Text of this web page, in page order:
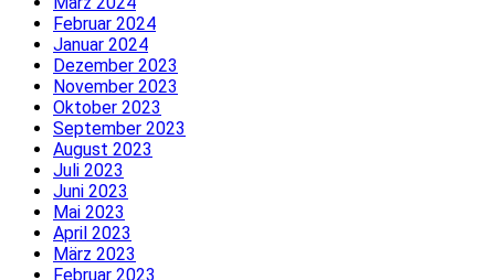
Februar 2024
Januar 2024
Dezember 2023
November 2023
Oktober 2023
September 2023
August 2023
Juli 2023
Juni 2023
Mai 2023
April 2023
März 2023
Februar 2023